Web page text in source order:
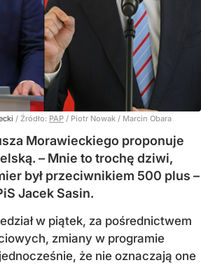
/ Źródło: PAP / Piotr Nowak / Marcin Obara
Morawieckiego proponuje
– Mnie to trochę dziwi,
był przeciwnikiem 500 plus –
Jacek Sasin.
w piątek, za pośrednictwem
zmiany w programie
że nie oznaczają one